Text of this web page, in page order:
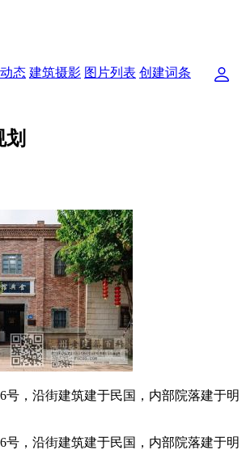
态 建筑摄影 图片列表 创建词条
号，沿街建筑建于民国，内部院落建于明
号，沿街建筑建于民国，内部院落建于明